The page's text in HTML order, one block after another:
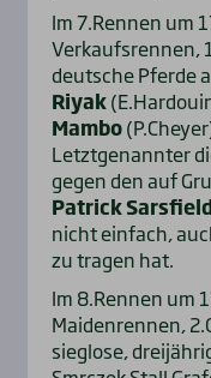
Im 7.Rennen um
Verkaufsrennen,
deutsche Pferde
Riyak
Mambo
Letztgenannter
gegen den auf
Patrick
nicht einfach,
zu tragen hat.
Im 8.Rennen um
Maidenrennen,
sieglose,